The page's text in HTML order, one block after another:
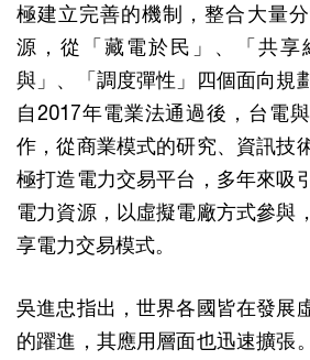
極建立完善的機制，整合大量
源，從「藏電於民」、「共享
與」、「調度彈性」四個面向規
自2017年電業法通過後，台電
作，從商業模式的研究、資訊技
極打造電力交易平台，多年來吸
電力資源，以虛擬電廠方式參與
享電力交易模式。
吳進忠指出，世界各國皆在發展
的躍進，其應用層面也迅速擴張